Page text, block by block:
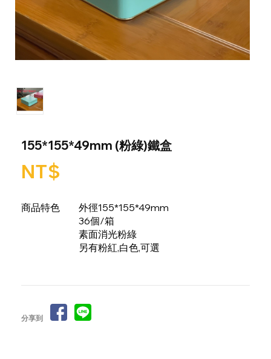
155*155*49mm (粉綠)鐵盒
NT$
商品特色
外徑155*155*49mm
36個/箱
素面消光粉綠
另有粉紅,白色,可選
分享到